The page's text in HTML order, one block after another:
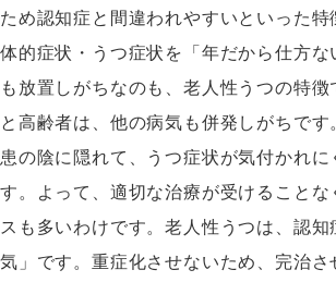
ため認知症と間違われやすいといった特
体的症状・うつ症状を「年だから仕方な
も放置しがちなのも、老人性うつの特徴
と高齢者は、他の病気も併発しがちで
患の陰に隠れて、うつ症状が気付かれに
す。よって、適切な治療が受けることな
スも多いわけです。老人性うつは、認知
気」です。重症化させないため、完治さ